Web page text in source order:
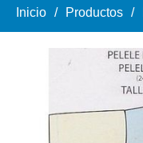
Inicio Productos